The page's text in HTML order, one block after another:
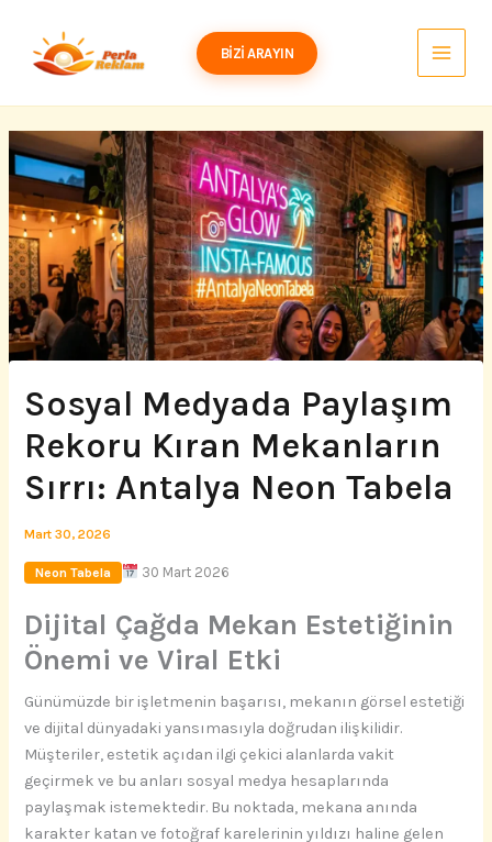
BIZI ARAYIN
Sosyal Medyada Paylaşım
Rekoru Kıran Mekanların
Sırrı: Antalya Neon Tabela
Mart 30, 2026
Neon Tabela 30 Mart 2026
Dijital Çağda Mekan Estetiğinin
Önemi ve Viral Etki
Günümüzde bir işletmenin başarısı, mekanın görsel estetiği
ve dijital dünyadaki yansımasıyla doğrudan ilişkilidir.
Müşteriler, estetik açıdan ilgi çekici alanlarda vakit
geçirmek ve bu anları sosyal medya hesaplarında
paylaşmak istemektedir. Bu noktada, mekana anında
karakter katan ve fotoğraf karelerinin yıldızı haline gelen